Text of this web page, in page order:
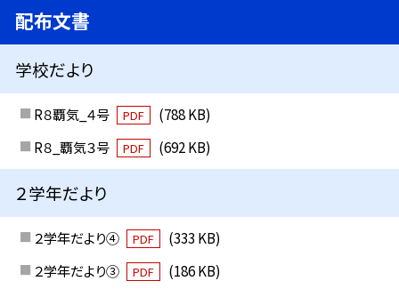
配布文書
学校だより
R８覇気_４号 PDF
(788 KB)
R８_覇気３号
PDF (692 KB)
２学年だより
２学年だより④ PDF
(333 KB)
２学年だより③
PDF
(186 KB)